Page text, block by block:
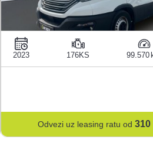
2023 176KS 99.570
Odvezi uz leasing ratu od 310